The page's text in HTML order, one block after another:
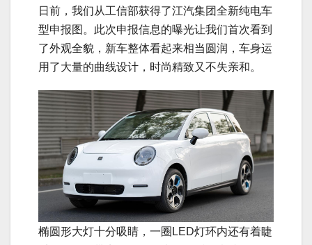
日前，我们从工信部获得了江汽集团全新纯电车
型申报图。此次申报信息的曝光让我们首次看到
了外观全貌，新车整体看起来相当圆润，车身运
用了大量的曲线设计，时尚精致又不失亲和。
椭圆形大灯十分吸睛，一圈LED灯环内还有着睫